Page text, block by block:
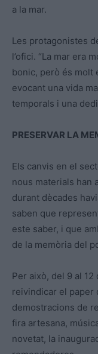
a la mar.
Les protagonistes
l’ofici. “La mar era
bonic, però és molt
evocant una vida
temporals i una
PRESERVAR LA
Els canvis en el
nous materials han
durant dècades
saben que
este saber, i que
de la memòria del
Per això, del 9 al
reivindicar el paper
demostracions de
fira artesana,
novetat, la